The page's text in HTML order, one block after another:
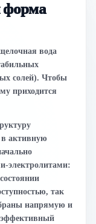
форма
вода
солей). Чтобы
приходится
в активную
электролитами:
так
напрямую и
эффективный